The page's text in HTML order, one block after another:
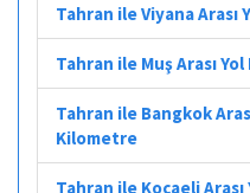
Tahran ile Viyana
Tahran ile Muş Arası
Tahran ile Bangkok
Kilometre
Tahran ile Kocaeli